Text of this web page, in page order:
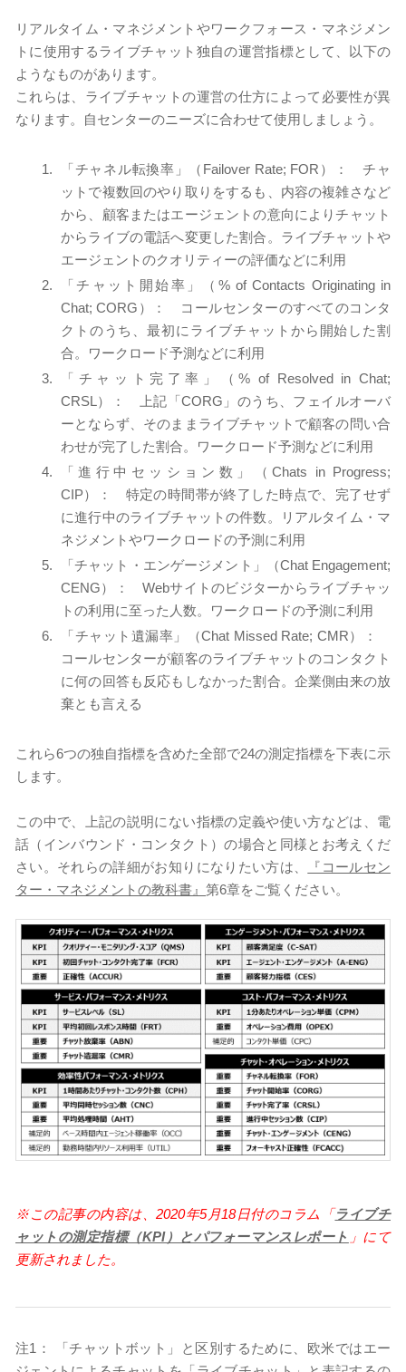
リアルタイム・マネジメントやワークフォース・マネジメン
トに使用するライブチャット独自の運営指標として、以下の
ようなものがあります。
これらは、ライブチャットの運営の仕方によって必要性が異
なります。自センターのニーズに合わせて使用しましょう。
「チャネル転換率」（Failover Rate; FOR）： チャ
ットで複数回のやり取りをするも、内容の複雑さなど
から、顧客またはエージェントの意向によりチャット
からライブの電話へ変更した割合。ライブチャットや
エージェントのクオリティーの評価などに利用
「チャット開始率」（% of Contacts Originating in
Chat; CORG）： コールセンターのすべてのコンタ
クトのうち、最初にライブチャットから開始した割
合。ワークロード予測などに利用
「チャット完了率」（% of Resolved in Chat;
CRSL）： 上記「CORG」のうち、フェイルオーバ
ーとならず、そのままライブチャットで顧客の問い合
わせが完了した割合。ワークロード予測などに利用
「進行中セッション数」（Chats in Progress;
CIP）： 特定の時間帯が終了した時点で、完了せず
に進行中のライブチャットの件数。リアルタイム・マ
ネジメントやワークロードの予測に利用
「チャット・エンゲージメント」（Chat Engagement;
CENG）： Webサイトのビジターからライブチャッ
トの利用に至った人数。ワークロードの予測に利用
「チャット遺漏率」（Chat Missed Rate; CMR）：
コールセンターが顧客のライブチャットのコンタクト
に何の回答も反応もしなかった割合。企業側由来の放
棄とも言える
これら6つの独自指標を含めた全部で24の測定指標を下表に示
します。
この中で、上記の説明にない指標の定義や使い方などは、電
話（インバウンド・コンタクト）の場合と同様とお考えくだ
さい。それらの詳細がお知りになりたい方は、
『コールセン
ター・マネジメントの教科書』 第6章をご覧ください。
※この記事の内容は、2020年5月18日付のコラム「ライブチ
ャットの測定指標（KPI）とパフォーマンスレポート 」にて
更新されました。
注1： 「チャットボット」と区別するために、欧米ではエー